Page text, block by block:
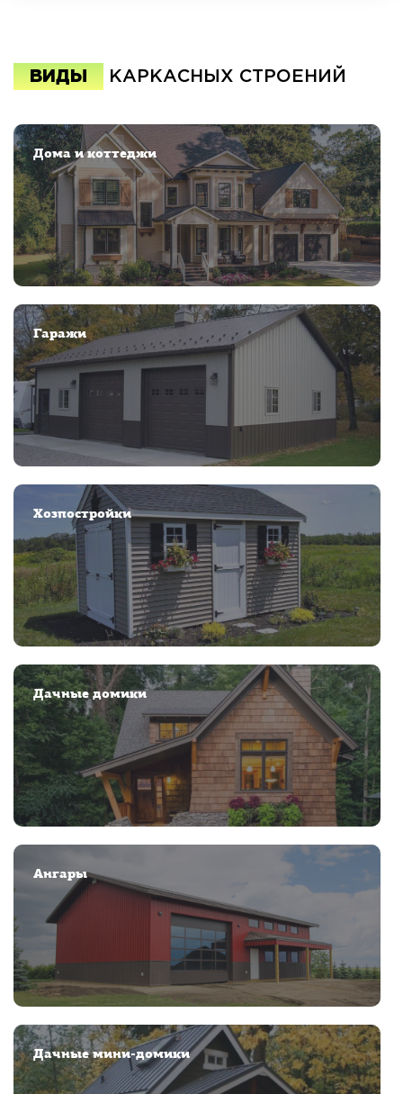
ВИДЫ КАРКАСНЫХ СТРОЕНИЙ
Дома и коттеджи
Гаражи
Хозпостройки
Дачные домики
Ангары
Дачные мини-домики